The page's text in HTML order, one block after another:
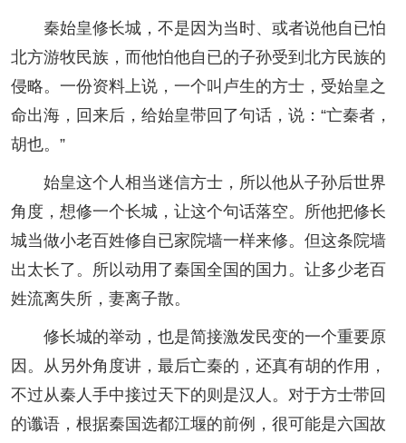
秦始皇修长城，不是因为当时、或者说他自已怕
北方游牧民族，而他怕他自已的子孙受到北方民族的
侵略。一份资料上说，一个叫卢生的方士，受始皇之
命出海，回来后，给始皇带回了句话，说：“亡秦者，
胡也。”
始皇这个人相当迷信方士，所以他从子孙后世界
角度，想修一个长城，让这个句话落空。所他把修长
城当做小老百姓修自已家院墙一样来修。但这条院墙
出太长了。所以动用了秦国全国的国力。让多少老百
姓流离失所，妻离子散。
修长城的举动，也是简接激发民变的一个重要原
因。从另外角度讲，最后亡秦的，还真有胡的作用，
不过从秦人手中接过天下的则是汉人。对于方士带回
的谶语，根据秦国选都江堰的前例，很可能是六国故